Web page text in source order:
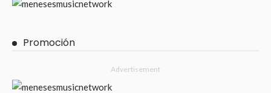
Promoción
Advertisement